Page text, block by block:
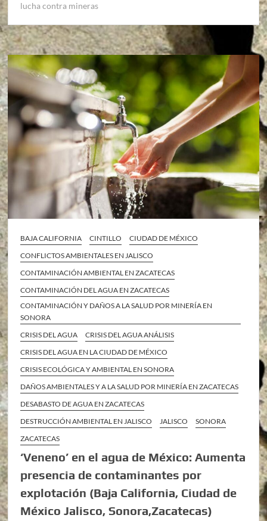
lucha contra mineras
BAJA CALIFORNIA CINTILLO
CIUDAD DE MÉXICO
CONFLICTOS AMBIENTALES EN JALISCO
CONTAMINACIÓN AMBIENTAL EN ZACATECAS
CONTAMINACIÓN DEL AGUA EN ZACATECAS
CONTAMINACIÓN Y DAÑOS A LA SALUD POR MINERÍA EN
SONORA
CRISIS DEL AGUA
CRISIS DEL AGUA ANÁLISIS
CRISIS DEL AGUA EN LA CIUDAD DE MÉXICO
CRISIS ECOLÓGICA Y AMBIENTAL EN SONORA
DAÑOS AMBIENTALES Y A LA SALUD POR MINERÍA EN ZACATECAS
DESABASTO DE AGUA EN ZACATECAS
DESTRUCCIÓN AMBIENTAL EN JALISCO
JALISCO
SONORA
ZACATECAS
‘Veneno’ en el agua de México: Aumenta
presencia de contaminantes por
explotación (Baja California, Ciudad de
México Jalisco, Sonora,Zacatecas)